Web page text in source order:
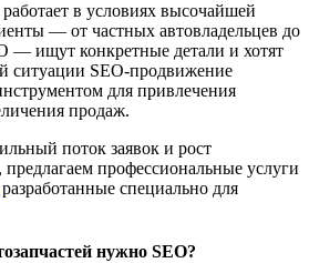
в условиях высочайшей
— от частных автовладельцев до
— ищут конкретные детали и хотят
ситуации SEO-продвижение
для привлечения
продаж.
поток заявок и рост
предлагаем профессиональные услуги
разработанные специально для
нужно SEO?